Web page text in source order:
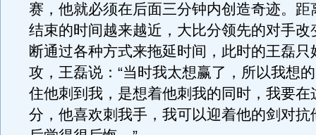
赛，他就必须在后面三分钟内创造奇迹。距
结束的时间越来越近，大比分领先的对手改
断通过各种方式来拖延时间，此时的王磊只
攻，王磊说：“当时我太想赢了，所以我想
住他刺到我，是想着他刺我的同时，我要在
分，他喜欢刺我手，我可以迎着他的剑对抗